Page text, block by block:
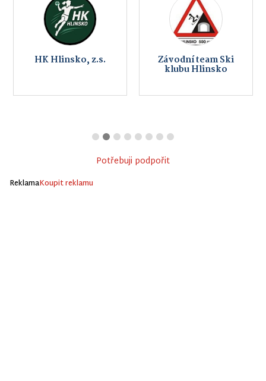
HK Hlinsko, z.s. Závodní team Ski
klubu Hlinsko
Potřebuji podpořit
ReklamaKoupit reklamu